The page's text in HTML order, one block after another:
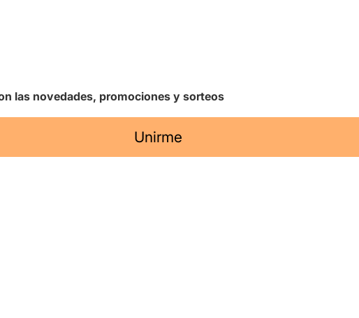
las novedades, promociones y sorteos
Unirme